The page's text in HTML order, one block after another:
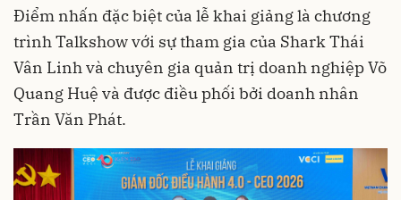
Điểm nhấn đặc biệt của lễ khai giảng là chương
trình Talkshow với sự tham gia của Shark Thái
Vân Linh và chuyên gia quản trị doanh nghiệp Võ
Quang Huệ và được điều phối bởi doanh nhân
Trần Văn Phát.